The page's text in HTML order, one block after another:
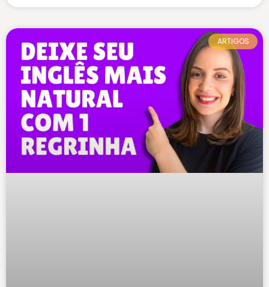
ARTIGOS